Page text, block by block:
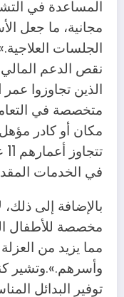
المساعدة في
مجانية، ما جعل
الجلسات
نقص الدعم
متخصصة في
مكان أو كادر
في الخدمات
بالإضافة إلى
مخصصة للأطفال
مما يزيد من
وأسرهم.».وتشير
توفير البدائل